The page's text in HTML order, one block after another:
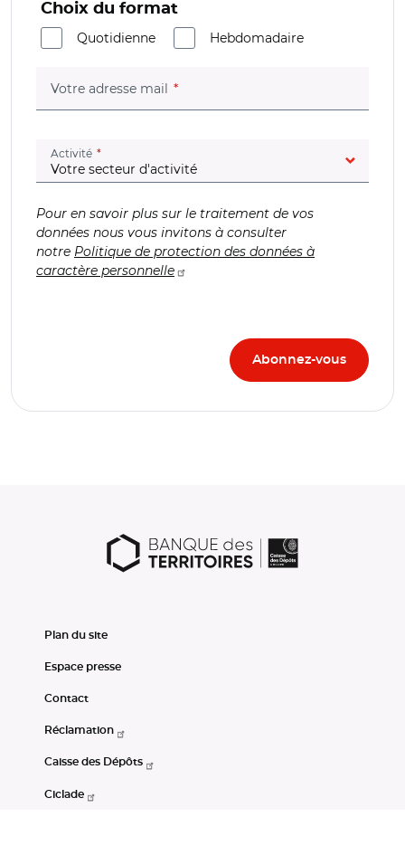
Choix du format
Quotidienne
Hebdomadaire
Votre adresse mail (champ obligatoire)
Activité (champ obligatoire)
Pour en savoir plus sur le traitement de vos
données nous vous invitons à consulter
notre Politique de protection des données à
caractère personnelle
Plan du site
Espace presse
Contact
Réclamation
Caisse des Dépôts
Ciclade